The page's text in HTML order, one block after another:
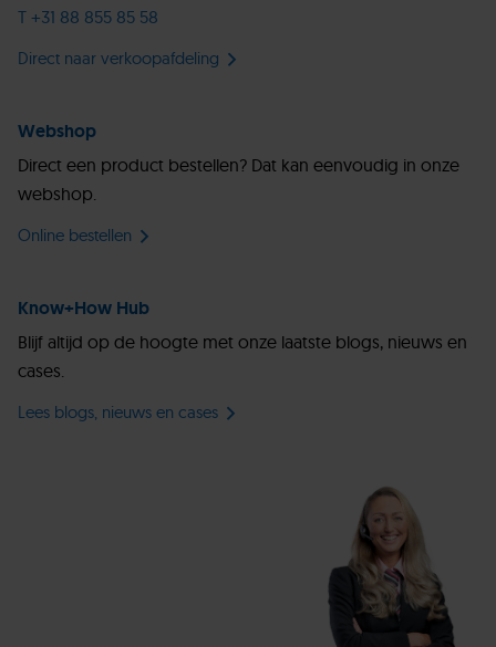
T +31 88 855 85 58
Direct naar verkoopafdeling
Webshop
Direct een product bestellen? Dat kan eenvoudig in onze
webshop.
Online bestellen
Know+How Hub
Blijf altijd op de hoogte met onze laatste blogs, nieuws en
cases.
Lees blogs, nieuws en cases